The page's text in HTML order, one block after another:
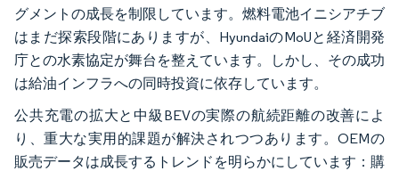
グメントの成長を制限しています。燃料電池イニシアチブ
はまだ探索段階にありますが、HyundaiのMoUと経済開発
庁との水素協定が舞台を整えています。しかし、その成功
は給油インフラへの同時投資に依存しています。
公共充電の拡大と中級BEVの実際の航続距離の改善によ
り、重大な実用的課題が解決されつつあります。OEMの
販売データは成長するトレンドを明らかにしています：購